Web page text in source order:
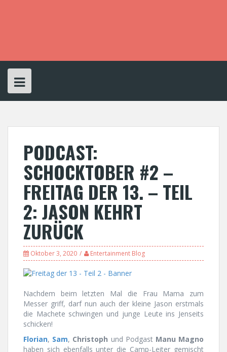
PODCAST:
SCHOCKTOBER #2 –
FREITAG DER 13. – TEIL
2: JASON KEHRT
ZURÜCK
Oktober 3, 2020 Entertainment Blog
Nachdem beim letzten Mal die Frau Mama zum
Messer griff, darf nun auch der kleine Jason erstmals
die Machete schwingen und junge Leute ins Jenseits
schicken!
Florian, Sam, Christoph und Podgast Manu Magno
haben sich ebenfalls unter die Camp-Leiter gemischt